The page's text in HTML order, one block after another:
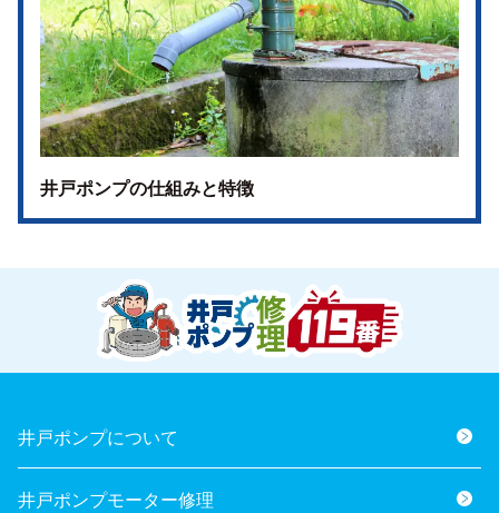
井戸ポンプの仕組みと特徴
井戸ポンプについて
井戸ポンプモーター修理